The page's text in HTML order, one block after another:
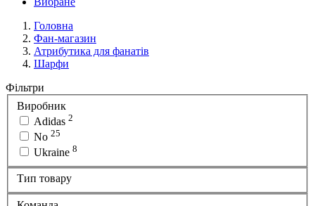
Головна
Фан-магазин
Атрибутика для фанатів
Шарфи
Фільтри
Виробник
Adidas 2
No 25
Ukraine 8
Тип товару